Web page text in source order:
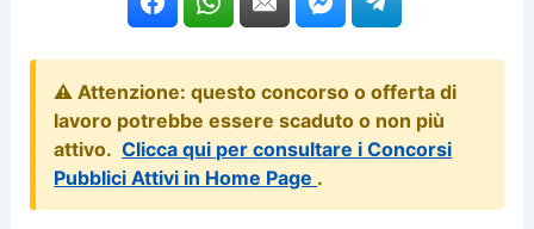
⚠️ Attenzione: questo concorso o offerta di
lavoro potrebbe essere scaduto o non più
attivo. Clicca qui per consultare i Concorsi
Pubblici Attivi in Home Page .